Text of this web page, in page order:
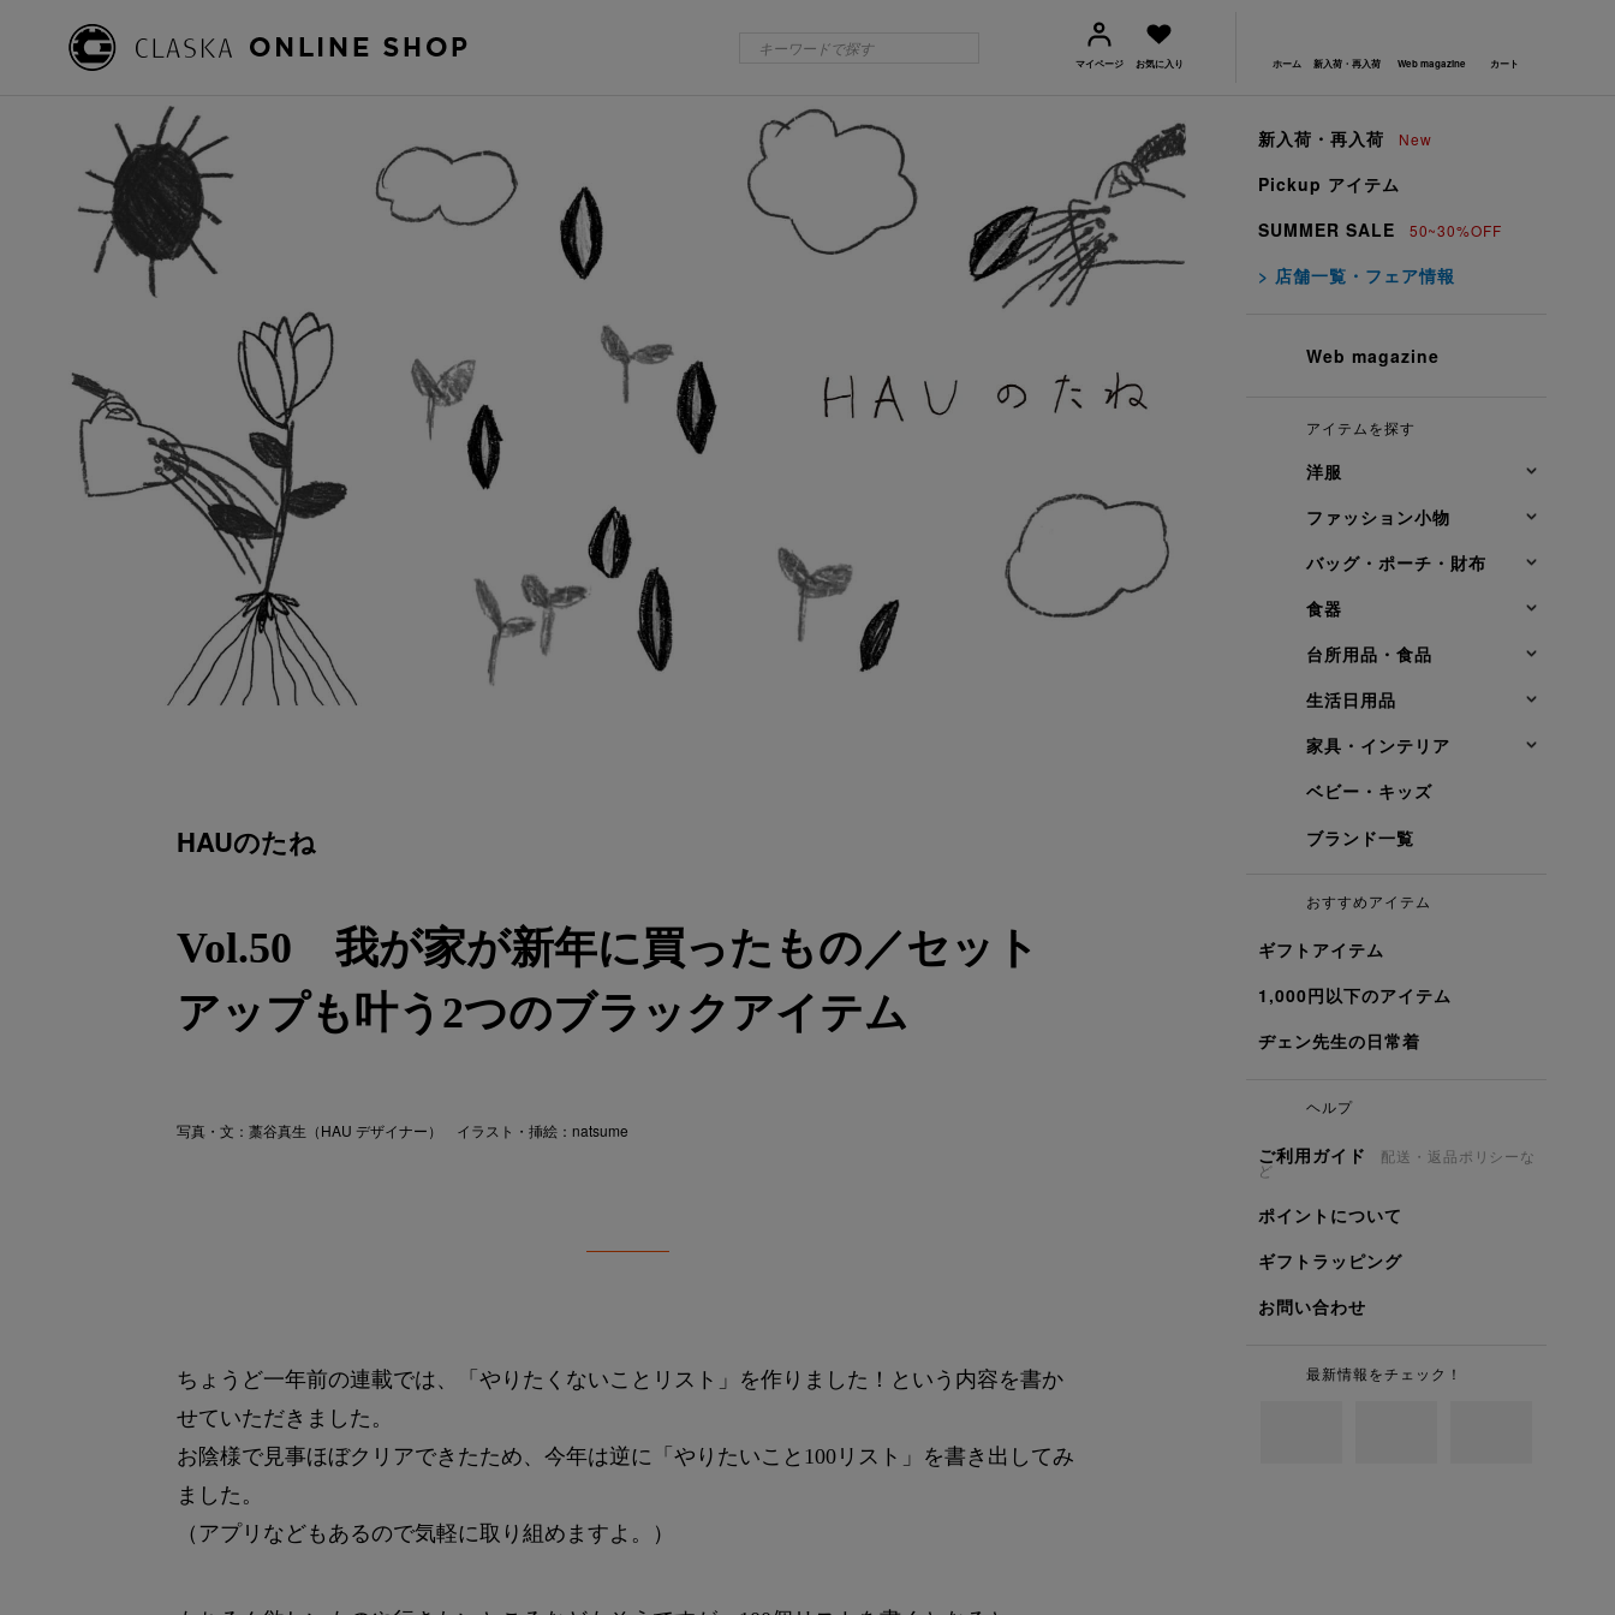
マイページ お気に入り ホーム 新入荷・再入荷 Web magazine カート
新入荷・再入荷 New
Pickup アイテム
SUMMER SALE
50~30%OFF
> 店舗一覧・フェア情報
Web magazine
アイテムを探す
洋服
ファッション小物
バッグ・ポーチ・財布
食器
台所用品・食品
生活日用品
家具・インテリア
ベビー・キッズ
ブランド一覧
おすすめアイテム
ギフトアイテム
1,000円以下のアイテム
ヂェン先生の日常着
ヘルプ
ご利用ガイド 配送・返品ポリシーな
ど
ポイントについて
ギフトラッピング
お問い合わせ
最新情報をチェック！
HAUのたね
Vol.50 我が家が新年に買ったもの／セット
アップも叶う2つのブラックアイテム
写真・文：藁谷真生（HAU デザイナー） イラスト・挿絵：natsume
ちょうど一年前の連載では、「やりたくないことリスト」を作りました！という内容を書か
せていただきました。
お陰様で見事ほぼクリアできたため、今年は逆に「やりたいこと100リスト」を書き出してみ
ました。
（アプリなどもあるので気軽に取り組めますよ。）